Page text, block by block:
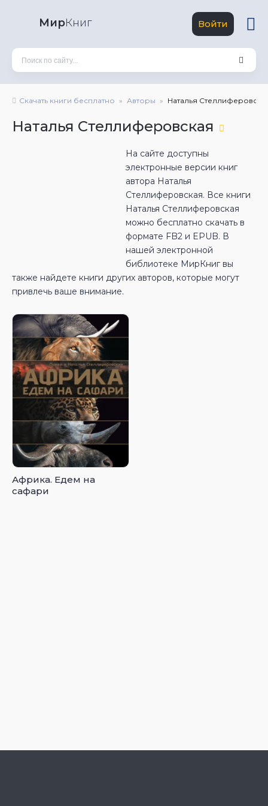
МирКниг Войти
Скачать книги бесплатно Авторы Наталья
Наталья Стеллиферовская
На сайте доступны
электронные версии книг
автора Наталья
Стеллиферовская. Все книги
Наталья Стеллиферовская
можно бесплатно скачать в
формате FB2 и EPUB. В
нашей электронной
библиотеке МирКниг вы
также найдете книги других авторов, которые могут
привлечь ваше внимание.
Африка. Едем на
сафари